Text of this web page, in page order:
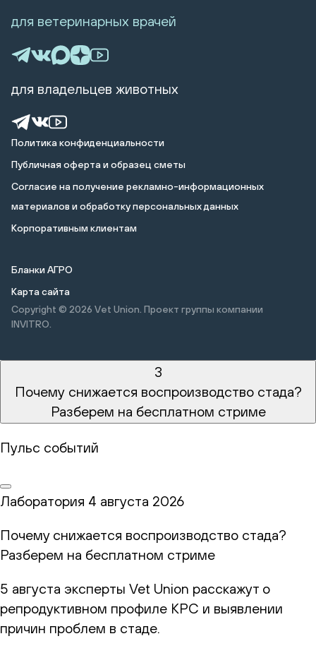
Политика конфиденциальности
Публичная оферта и образец сметы
Cогласие на получение рекламно-информационных
материалов и обработку персональных данных
Корпоративным клиентам
Бланки АГРО
Карта сайта
Copyright © 2026 Vet Union. Проект группы компании
INVITRO.
для ветеринарных врачей
для владельцев животных
3
Почему снижается воспроизводство стада?
Разберем на бесплатном стриме
Пульс событий
Лаборатория 4 августа 2026
Почему снижается воспроизводство стада?
Разберем на бесплатном стриме
5 августа эксперты Vet Union расскажут о
репродуктивном профиле КРС и выявлении
причин проблем в стаде.